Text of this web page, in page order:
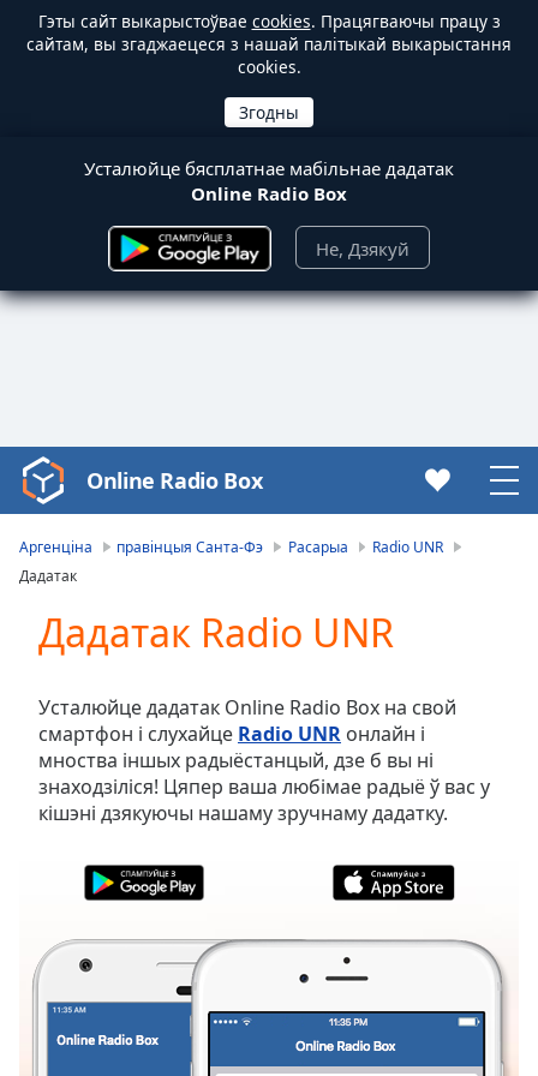
Гэты сайт выкарыстоўвае cookies. Працягваючы працу з
сайтам, вы згаджаецеся з нашай палітыкай выкарыстання
cookies.
Усталюйце бясплатнае мабільнае дадатак
Online Radio Box
Не, Дзякуй
Video
Player
loading.
Video
Play
Skip
Forward
Mute
Current
Time0:00
Duration-:-
Stream
Type
LIVE
Seek to
currently
Online Radio Box
Аргенціна правінцыя Санта-Фэ Расарыа
Radio UNR
Дадатак
Дадатак Radio UNR
Усталюйце дадатак Online Radio Box на свой
смартфон і слухайце Radio UNR онлайн і
мноства іншых радыёстанцый, дзе б вы ні
знаходзіліся! Цяпер ваша любімае радыё ў вас у
кішэні дзякуючы нашаму зручнаму дадатку.